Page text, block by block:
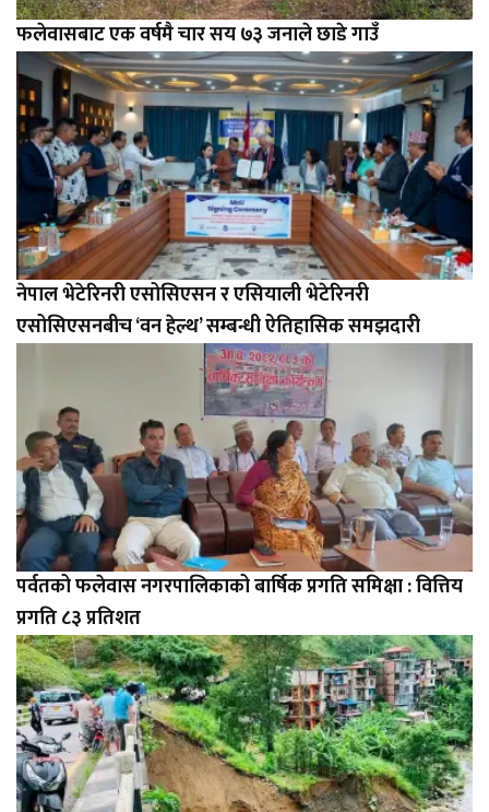
फलेवासबाट एक वर्षमै चार सय ७३ जनाले छाडे गाउँ
नेपाल भेटेरिनरी एसोसिएसन र एसियाली भेटेरिनरी
एसोसिएसनबीच ‘वन हेल्थ’ सम्बन्धी ऐतिहासिक समझदारी
पर्वतको फलेवास नगरपालिकाको बार्षिक प्रगति समिक्षा : वित्तिय
प्रगति ८३ प्रतिशत